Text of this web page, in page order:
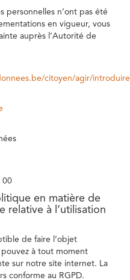
personnelles n’ont pas été
en vigueur, vous
auprès l’Autorité de
citoyen/agir/
00
en matière de
relative à l’utilisation
de faire l’objet
pouvez à tout moment
sur notre site internet. La
conforme au RGPD.